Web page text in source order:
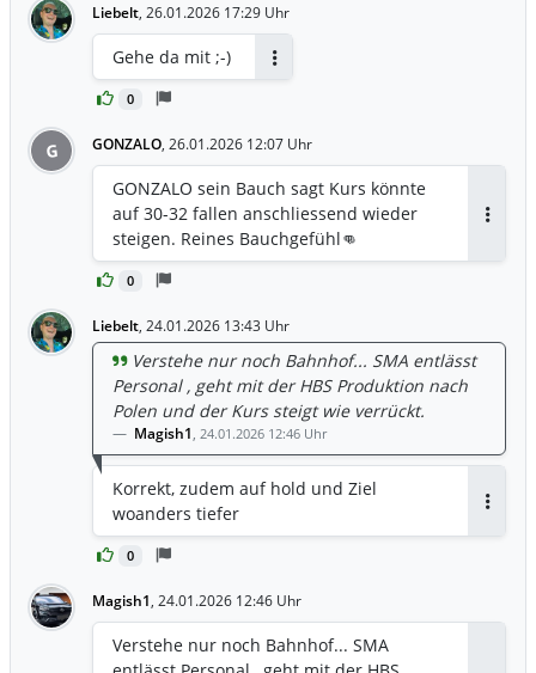
Aktie weiter steigt, oder wieder verliert.
Der jetzige Ausblick sieht keine
wesentlichen Umsatzsteigerungen vor
(1,5-1,6 Mrd. €) in den nächsten Jahren
Large Scale (>80%) macht das
Unternehmen anfällig für Änderungen
im LS Umsatz. Aufgrund der hohen
Ertragsstärke (EBITDA) im LS Bereich ist
bei einem dynamischen Umfeld (USA)
auch das Risiko von rückläufigen
Erträgen gegeben. Das Gesamtergebnis
(EBIT) in 2026 könnte also weiterhin
gering oder sogar negativ ausfallen. Es
bleibt also spannend in 2026/2027.
Liebelt, 26.01.2026 17:29 Uhr
0
Gehe da mit ;-)
G GONZALO, 26.01.2026 12:07 Uhr
0
GONZALO sein Bauch sagt Kurs könnte
auf 30-32 fallen anschliessend wieder
steigen. Reines Bauchgefühl👊
Liebelt, 24.01.2026 13:43 Uhr
0
Verstehe nur noch Bahnhof... SMA entlässt
Personal , geht mit der HBS Produktion nach
Polen und der Kurs steigt wie verrückt.
Magish1, 24.01.2026 12:46 Uhr
Korrekt, zudem auf hold und Ziel
woanders tiefer
Magish1, 24.01.2026 12:46 Uhr
Verstehe nur noch Bahnhof... SMA